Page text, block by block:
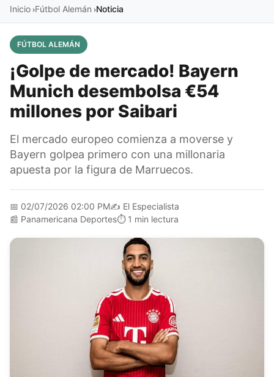
Inicio ›Fútbol Alemán ›Noticia
FÚTBOL ALEMÁN
¡Golpe de mercado! Bayern
Munich desembolsa €54
millones por Saibari
El mercado europeo comienza a moverse y
Bayern golpea primero con una millonaria
apuesta por la figura de Marruecos.
📅 02/07/2026 02:00 PM✍️ El Especialista
📰 Panamericana Deportes⏱️ 1 min lectura